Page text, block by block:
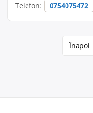
Telefon: 0754075472
Înapoi